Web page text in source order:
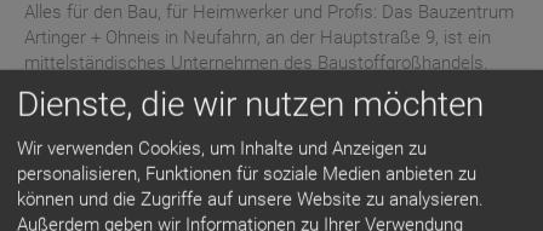
Alles für den Bau, für Heimwerker und Profis: Das Bauzentrum
Artinger + Ohneis in Neufahrn, an der Hauptstraße 9, ist ein
mittelständisches Unternehmen des Baustoffgroßhandels.
Artinger + Ohneis führt sämtliche Baustoffe in den Bereichen
Hoch-, Tief- und Ausbau. Die große Fenster-, Türen-, Tore-
Ausstellung bietet den Kunden Direktauswahl vor Ort. Bereits
1887 startete das Unternehmen als Kleinbetrieb. In der
Vilsmeierstraße betrieb Herr Max Artinger ab 1944 eine
Bauwaren- und Düngekalkhandlung. Im Jahr 1969 wurde der
Dienste, die wir nutzen möchten
Wir verwenden Cookies, um Inhalte und Anzeigen zu
personalisieren, Funktionen für soziale Medien anbieten zu
können und die Zugriffe auf unsere Website zu analysieren.
Außerdem geben wir Informationen zu Ihrer Verwendung